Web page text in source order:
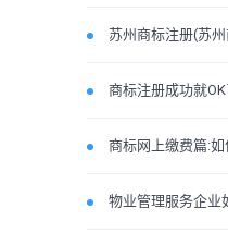
苏州商标注册(苏州
商标注册成功就
商标网上缴费篇:
物业管理服务企业